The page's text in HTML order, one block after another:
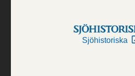
Sjöhistoriska